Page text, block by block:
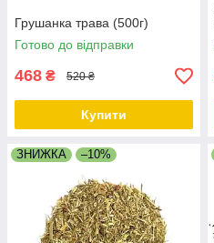
Грушанка трава (500г)
Готово до відправки
468 ₴ 520 ₴
Купити
ЗНИЖКА –10%